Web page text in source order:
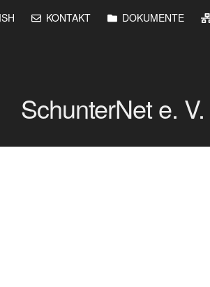
DOKUMENTE
KONTAKT
SchunterNet e. V.